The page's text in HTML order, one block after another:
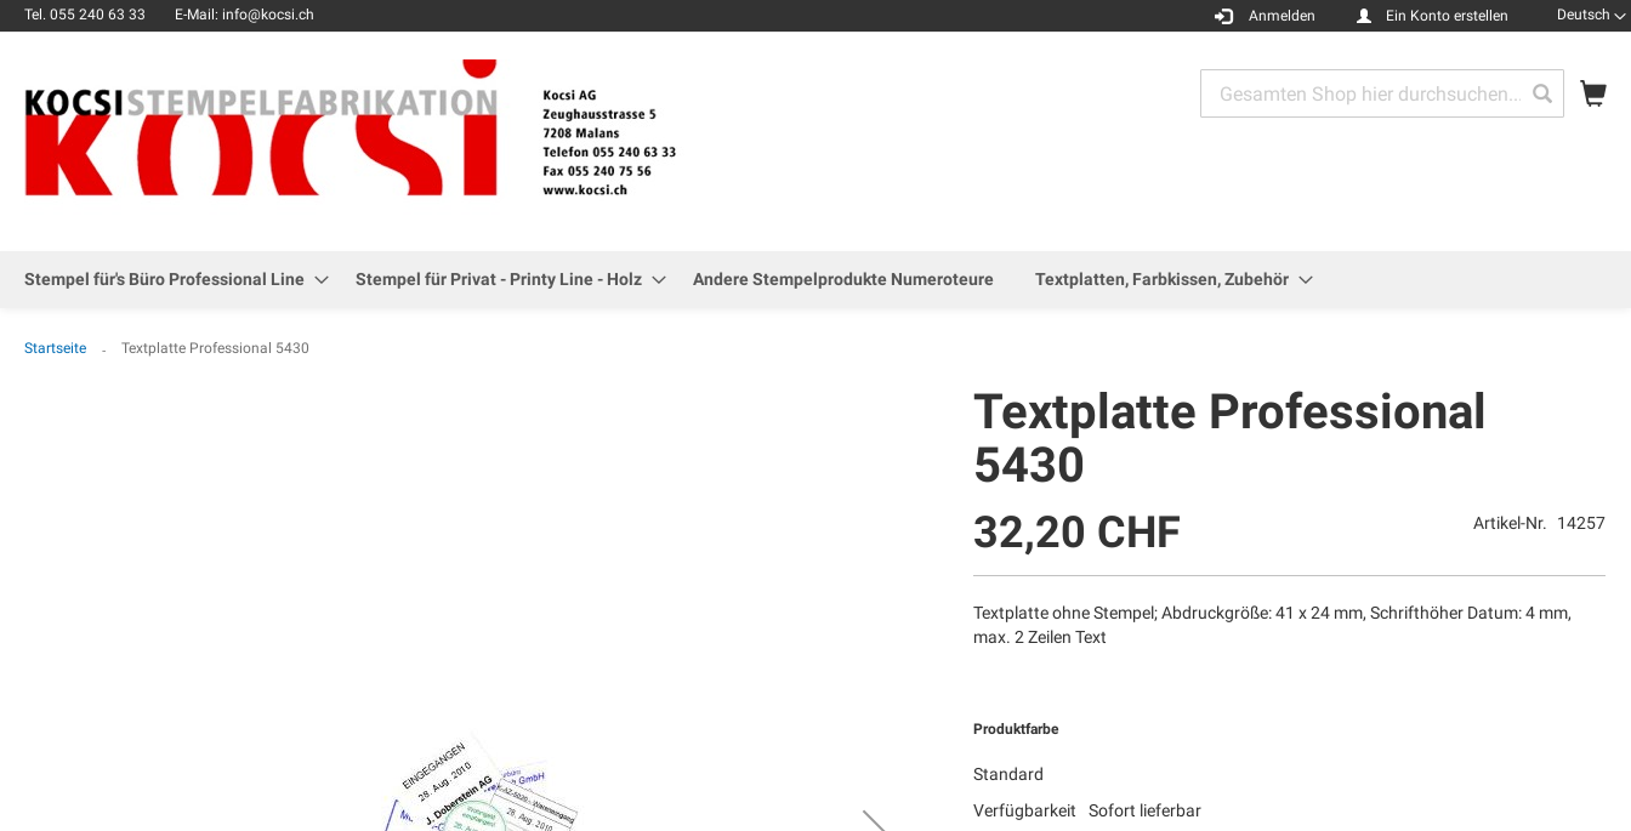
Tel. 055 240 63 33 E-Mail: info@kocsi.ch Sprache
Deutsch
Anmelden Ein Konto erstellen
Search
Stempel für's Büro Professional Line Stempel für Privat - Printy Line - Holz Andere Stempelprodukte Numeroteure Textplatten, Farbkissen, Zubehör
Startseite Textplatte Professional 5430
Textplatte Professional
5430
32,20 CHF Artikel-Nr. 14257
Textplatte ohne Stempel; Abdruckgröße: 41 x 24 mm, Schrifthöher Datum: 4 mm,
max. 2 Zeilen Text
Produktfarbe
Standard
Verfügbarkeit
Sofort lieferbar